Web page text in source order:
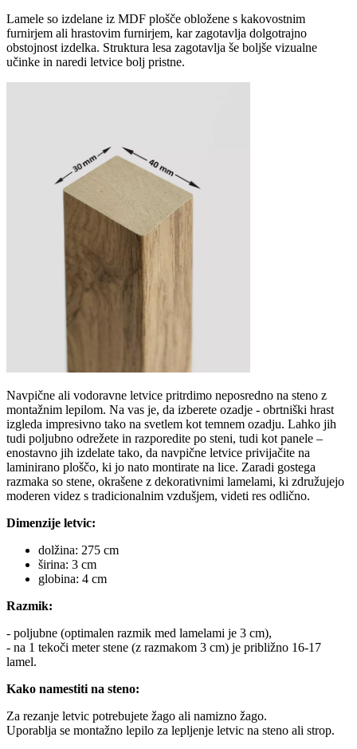
Lamele so izdelane iz MDF plošče obložene s kakovostnim
furnirjem ali hrastovim furnirjem, kar zagotavlja dolgotrajno
obstojnost izdelka. Struktura lesa zagotavlja še boljše vizualne
učinke in naredi letvice bolj pristne.
Navpične ali vodoravne letvice pritrdimo neposredno na steno z
montažnim lepilom. Na vas je, da izberete ozadje - obrtniški hrast
izgleda impresivno tako na svetlem kot temnem ozadju. Lahko jih
tudi poljubno odrežete in razporedite po steni, tudi kot panele –
enostavno jih izdelate tako, da navpične letvice privijačite na
laminirano ploščo, ki jo nato montirate na lice. Zaradi gostega
razmaka so stene, okrašene z dekorativnimi lamelami, ki združujejo
moderen videz s tradicionalnim vzdušjem, videti res odlično.
Dimenzije letvic:
dolžina: 275 cm
širina: 3 cm
globina: 4 cm
Razmik:
- poljubne (optimalen razmik med lamelami je 3 cm),
- na 1 tekoči meter stene (z razmakom 3 cm) je približno 16-17
lamel.
Kako namestiti na steno:
Za rezanje letvic potrebujete žago ali namizno žago.
Uporablja se montažno lepilo za lepljenje letvic na steno ali strop.